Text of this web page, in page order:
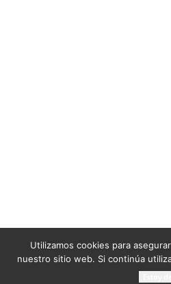
Utilizamos cookies para
nuestro sitio web. Si continúa